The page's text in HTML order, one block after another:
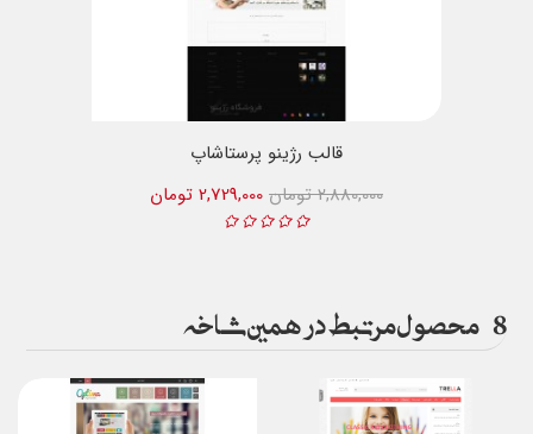
قالب رژینو پرستاشاپ
2,729,000 تومان
2,880,000 تومان
8 محصول مرتبط در همین شاخه